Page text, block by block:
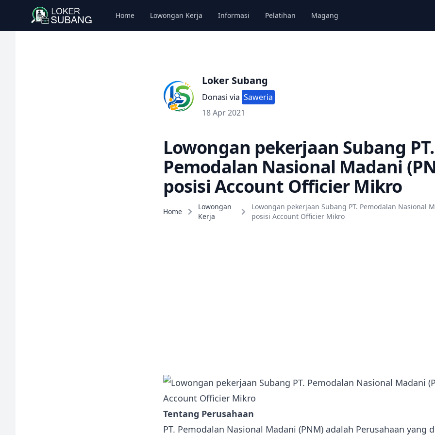
Home Lowongan Kerja Informasi Pelatihan Magang
Loker Subang
Donasi via Saweria
18 Apr 2021
Lowongan pekerjaan Subang PT.
Pemodalan Nasional Madani
posisi Account Officier Mikro
Home
Lowongan
Kerja
Lowongan pekerjaan Subang PT. Pemodalan Nasional
posisi Account Officier Mikro
Tentang Perusahaan
PT. Pemodalan Nasional Madani (PNM) adalah Perusahaan yang